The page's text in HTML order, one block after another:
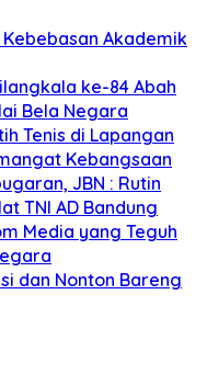
Kebebasan Akademik
ke-84 Abah
Bela Negara
Tenis di Lapangan
Kebangsaan
JBN : Rutin
TNI AD Bandung
Media yang Teguh
dan Nonton Bareng